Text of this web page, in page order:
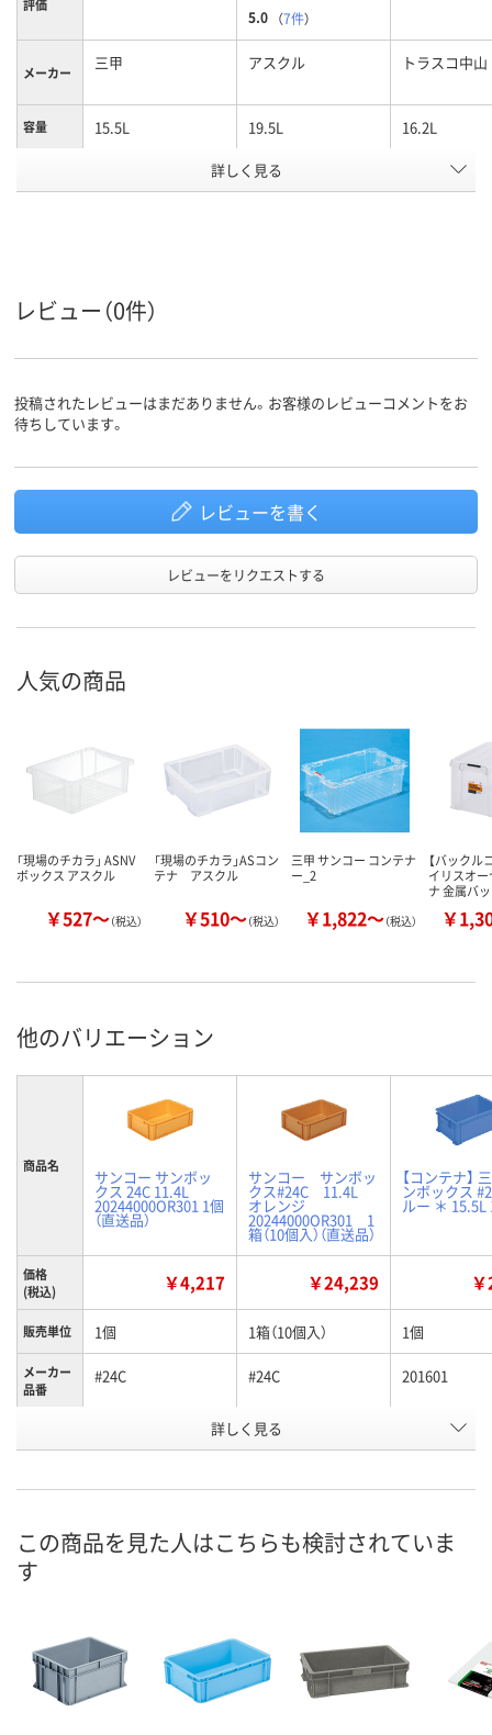
評価
5.0 （7件）
メーカー 三甲 アスクル トラスコ中山
容量 15.5L 19.5L 16.2L
ループ
クリア（透明）系
詳しく見る
レビュー（0件）
投稿されたレビューはまだありません。お客様のレビューコメントをお
待ちしています。
レビューを書く
レビューをリクエストする
人気の商品
「現場のチカラ」 ASNV
ボックス アスクル
￥527～（税込）
「現場のチカラ」ASコン
テナ アスクル
￥510～（税込）
三甲 サンコー コンテナ
ー_2
￥1,822～（税込）
【バックル
イリスオ
ナ 金属バ
￥
他のバリエーション
商品名
サンコー サンボッ
クス 24C 11.4L
20244000OR301 1個
（直送品）
サンコー サンボッ
クス#24C 11.4L
オレンジ
20244000OR301 1
箱（10個入）（直送品）
【コンテナ】
ンボックス
ルー ＊ 15.5L
価格
(税込)
￥4,217 ￥24,239
販売単位 1個 1箱（10個入） 1個
メーカー
品番
#24C #24C 201601
オレンジ
号
お届け日
カゴへ カゴへ カ
詳しく見る
この商品を見た人はこちらも検討されていま
す